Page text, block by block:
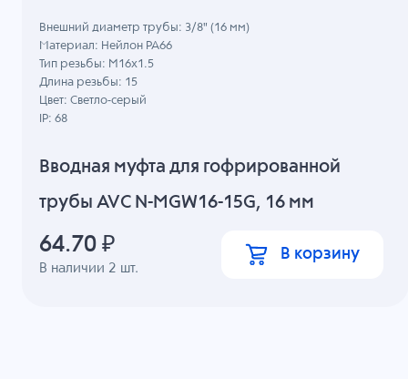
Вводная муфта для гофрированной
трубы AVC N-MGW16-15G, 16 мм
В наличии 2 шт.
Внешний диаметр трубы: 3/8" (16 мм)
Материал: Нейлон PA66
Тип резьбы: M16x1.5
Длина резьбы: 15
Цвет: Светло-серый
IP: 68
64.70 ₽ В корзину